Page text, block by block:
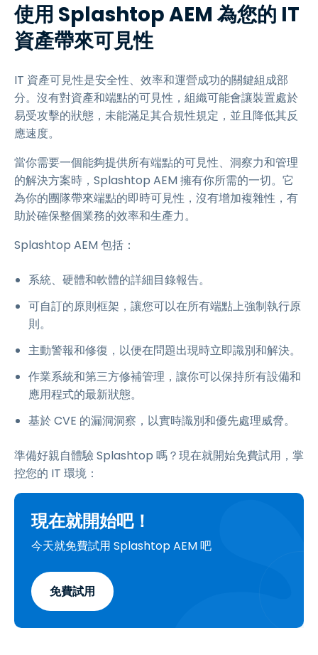
使用 Splashtop AEM 為您的 IT
資產帶來可見性
IT 資產可見性是安全性、效率和運營成功的關鍵組成部
分。沒有對資產和端點的可見性，組織可能會讓裝置處於
易受攻擊的狀態，未能滿足其合規性規定，並且降低其反
應速度。
當你需要一個能夠提供所有端點的可見性、洞察力和管理
的解決方案時，Splashtop AEM 擁有你所需的一切。它
為你的團隊帶來端點的即時可見性，沒有增加複雜性，有
助於確保整個業務的效率和生產力。
Splashtop AEM 包括：
系統、硬體和軟體的詳細目錄報告。
可自訂的原則框架，讓您可以在所有端點上強制執行原
則。
主動警報和修復，以便在問題出現時立即識別和解決。
作業系統和第三方修補管理，讓你可以保持所有設備和
應用程式的最新狀態。
基於 CVE 的漏洞洞察，以實時識別和優先處理威脅。
準備好親自體驗 Splashtop 嗎？現在就開始免費試用，掌
控您的 IT 環境：
現在就開始吧！
今天就免費試用 Splashtop AEM 吧
免費試用